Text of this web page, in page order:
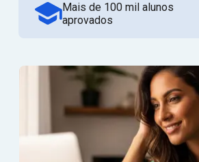
Mais de 100 mil alunos
aprovados